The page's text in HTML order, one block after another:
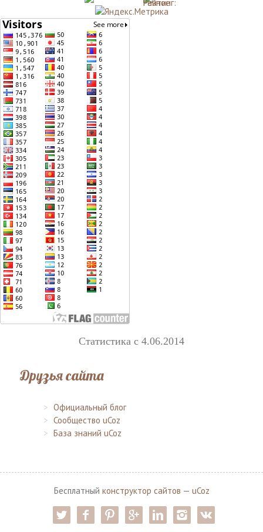
Статистика с 4.06.2014
Друзья сайта
Официальный блог
Сообщество uCoz
База знаний uCoz
Бесплатный конструктор сайтов — uCoz
twitter
facebookpinterestgoogle-pllinkedin instagram